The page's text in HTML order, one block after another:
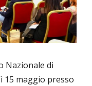
Nazionale di
15 maggio presso